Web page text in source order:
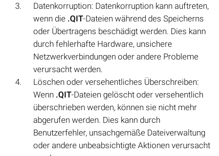
Datenkorruption: Datenkorruption kann auftreten,
wenn die .QIT-Dateien während des Speicherns
oder Übertragens beschädigt werden. Dies kann
durch fehlerhafte Hardware, unsichere
Netzwerkverbindungen oder andere Probleme
verursacht werden.
Löschen oder versehentliches Überschreiben:
Wenn .QIT-Dateien gelöscht oder versehentlich
überschrieben werden, können sie nicht mehr
abgerufen werden. Dies kann durch
Benutzerfehler, unsachgemäße Dateiverwaltung
oder andere unbeabsichtigte Aktionen verursacht